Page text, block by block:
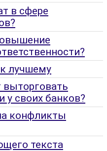
в сфере
лучшему
выторговать
у своих банков?
конфликты
текста